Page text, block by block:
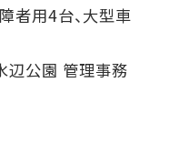
者用4台、大型車
辺公園 管理事務